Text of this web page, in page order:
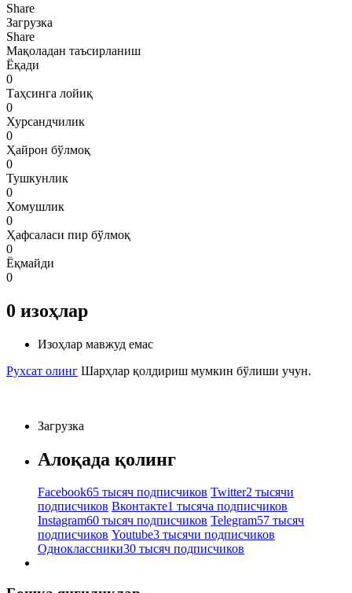
Share
Загрузка
Share
Мақоладан таъсирланиш
Ёқади
0
Таҳсинга лойиқ
0
Хурсандчилик
0
Ҳайрон бўлмоқ
0
Тушкунлик
0
Хомушлик
0
Ҳафсаласи пир бўлмоқ
0
Ёқмайди
0
0 изоҳлар
Изоҳлар мавжуд емас
Рухсат олинг Шарҳлар қолдириш мумкин бўлиши учун.
Загрузка
Алоқада қолинг
Facebook65 тысяч подписчиков Twitter2 тысячи
подписчиков Вконтакте1 тысяча подписчиков
Instagram60 тысяч подписчиков Telegram57 тысяч
подписчиков Youtube3 тысячи подписчиков
Одноклассники30 тысяч подписчиков